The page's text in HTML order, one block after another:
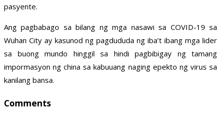
pasyente.
Ang pagbabago sa bilang ng mga nasawi sa COVID-19 sa
Wuhan City ay kasunod ng pagdududa ng iba’t ibang mga lider
sa buong mundo hinggil sa hindi pagbibigay ng tamang
impormasyon ng china sa kabuuang naging epekto ng virus sa
kanilang bansa.
Comments